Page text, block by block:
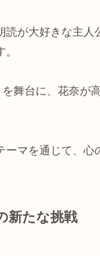
読が大好きな主
舞台に、花奈が
マを通じて、
新たな挑戦